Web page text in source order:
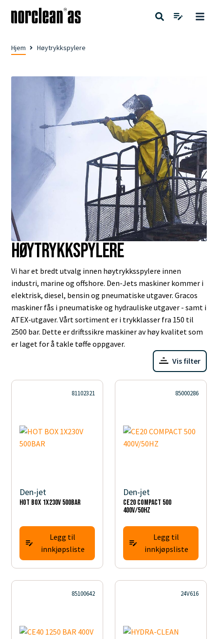
Hjem Høytrykkspylere
Høytrykkspylere
Vi har et bredt utvalg innen høytrykksspylere innen
industri, marine og offshore. Den-Jets maskiner kommer i
elektrisk, diesel, bensin og pneumatiske utgaver. Gracos
maskiner fås i pneumatiske og hydrauliske utgaver - samt i
ATEX-utgaver. Vårt sortiment er i trykklasser fra 150 til
2500 bar. Dette er driftssikre maskiner av høy kvalitet som
er laget for å takle tøffe oppgaver.
Vis filter
81102321
Den-jet
HOT BOX 1X230V 500BAR
Legg til
innkjøpsliste
85000286
Den-jet
CE20 COMPACT 500
400V/50HZ
Legg til
innkjøpsliste
85100642 24V616